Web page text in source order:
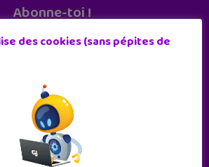
Abonne-toi !
11 numéros par an
des cookies (sans pépites de